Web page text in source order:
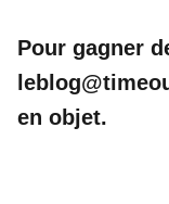
Pour gagner
en objet.